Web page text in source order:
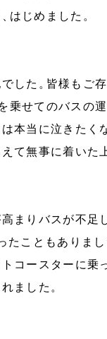
、はじめました 。
した 。皆様もご
乗せてのバスの
本当に泣きたく
て無事に着いた
まりバスが不足
たこともありまし
コースターに乗
ました 。